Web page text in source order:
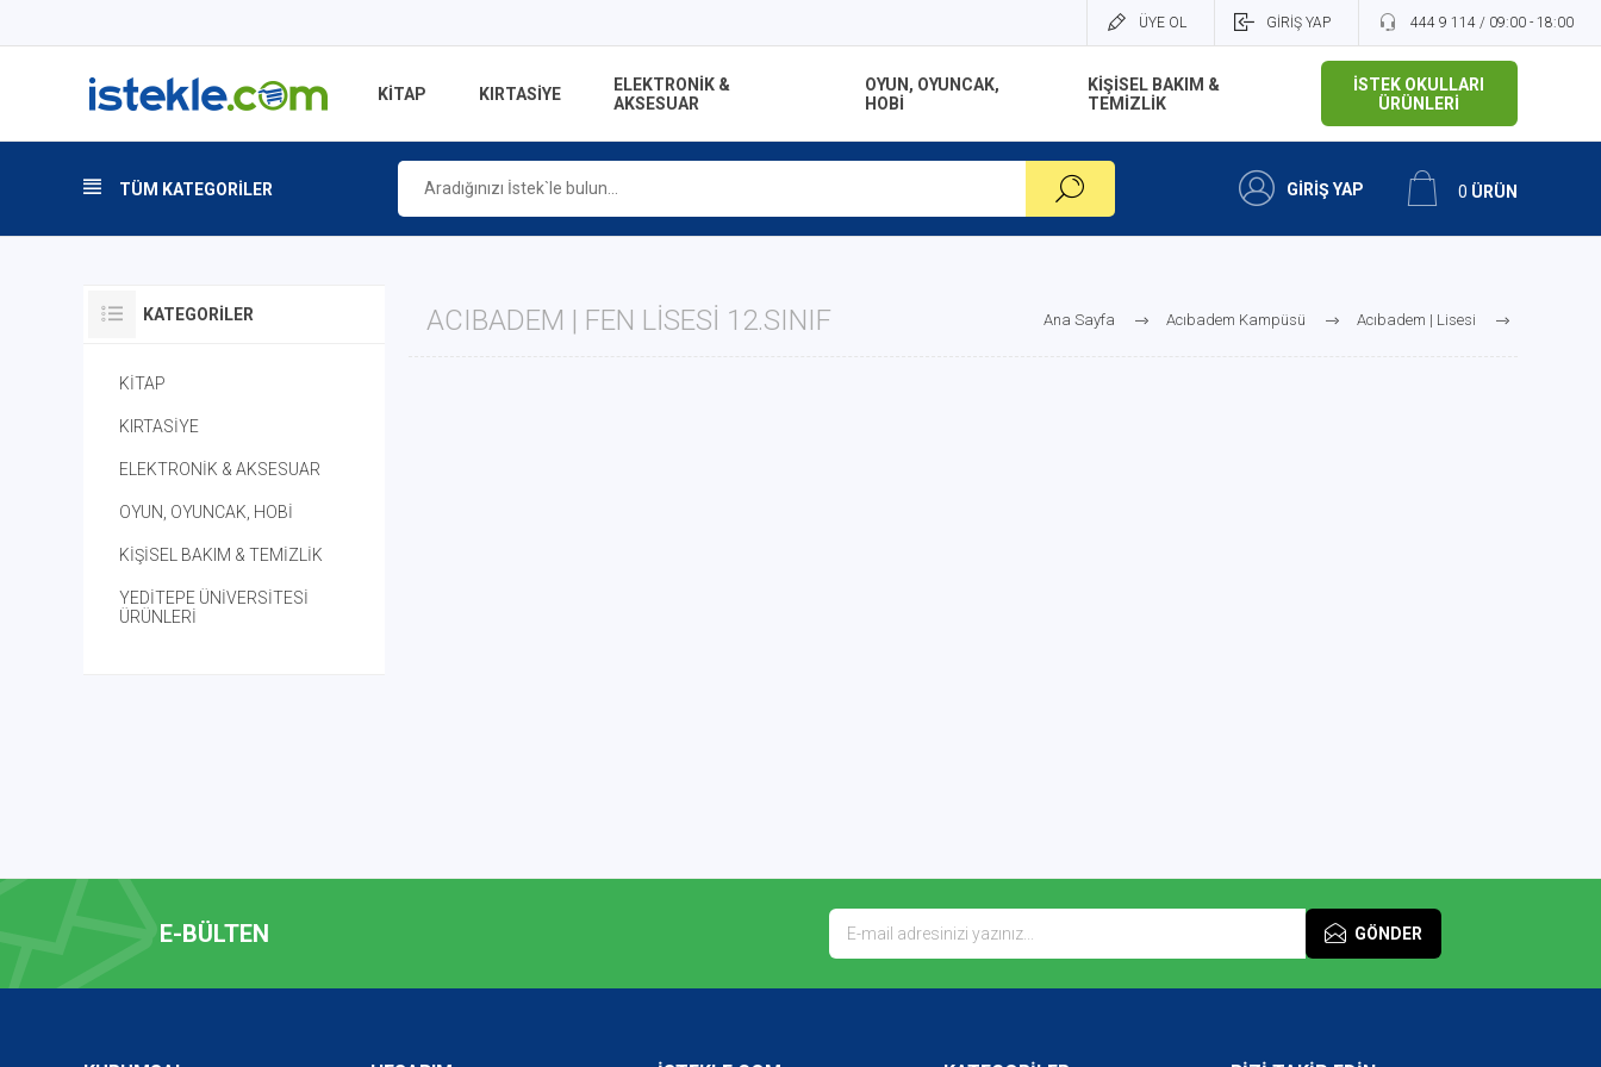
ÜYE OL GİRİŞ YAP 444 9 114 / 09:00 - 18:00
KİTAP KIRTASİYE
ELEKTRONİK &
AKSESUAR
OYUN, OYUNCAK,
HOBİ
KİŞİSEL BAKIM &
TEMİZLİK
İSTEK OKULLARI
ÜRÜNLERİ
TÜM KATEGORİLER GİRİŞ YAP 0 ÜRÜN
Ana Sayfa Acıbadem Kampüsü Acıbadem | Lisesi
ACIBADEM | FEN LISESI 12.SINIF
KATEGORILER
KİTAP
KIRTASİYE
ELEKTRONİK & AKSESUAR
OYUN, OYUNCAK, HOBİ
KİŞİSEL BAKIM & TEMİZLİK
YEDİTEPE ÜNİVERSİTESİ
ÜRÜNLERİ
E-BÜLTEN GÖNDER